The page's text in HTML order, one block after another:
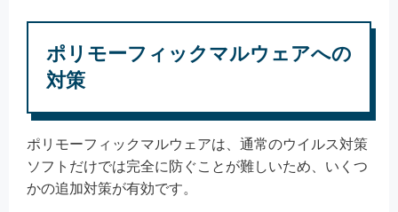
ポリモーフィックマルウェアへの
対策
ポリモーフィックマルウェアは、通常のウイルス対策
ソフトだけでは完全に防ぐことが難しいため、いくつ
かの追加対策が有効です。